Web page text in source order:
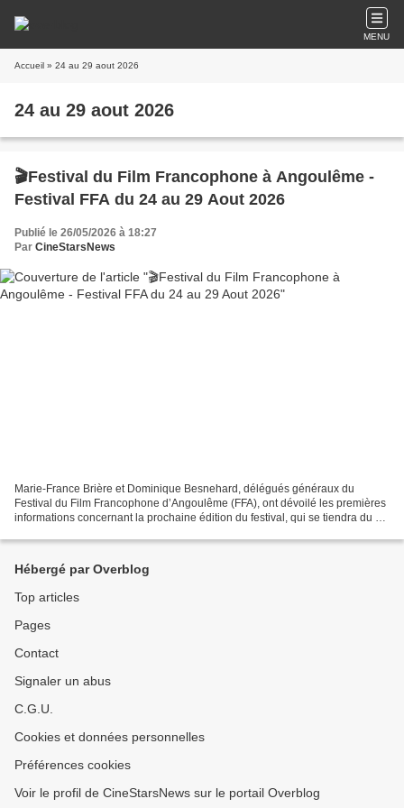
MENU
Accueil » 24 au 29 aout 2026
24 au 29 aout 2026
🎬Festival du Film Francophone à Angoulême -
Festival FFA du 24 au 29 Aout 2026
Publié le 26/05/2026 à 18:27
Par CineStarsNews
Marie-France Brière et Dominique Besnehard, délégués généraux du
Festival du Film Francophone d’Angoulême (FFA), ont dévoilé les premières
informations concernant la prochaine édition du festival, qui se tiendra du 24
Hébergé par Overblog
Top articles
Pages
Contact
Signaler un abus
C.G.U.
Cookies et données personnelles
Préférences cookies
Voir le profil de CineStarsNews sur le portail Overblog